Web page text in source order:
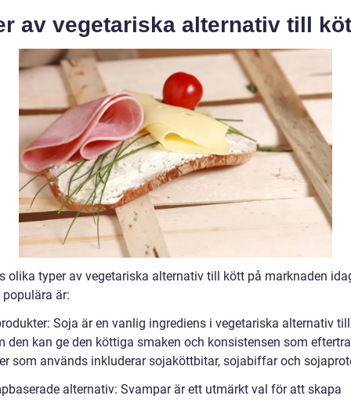
av vegetariska alternativ till
olika typer av vegetariska alternativ till kött på marknaden
är:
Soja är en vanlig ingrediens i vegetariska alternativ
den kan ge den köttiga smaken och konsistensen som
som används inkluderar sojaköttbitar, sojabiffar och
alternativ: Svampar är ett utmärkt val för att skapa